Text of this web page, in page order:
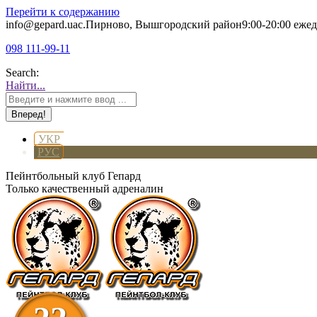
Перейти к содержанию
info@gepard.uaс.Пирново, Вышгородский район9:00-20:00
098 111-99-11
Search:
Найти...
УКР
РУС
Пейнтбольный клуб Гепард
Только качественный адреналин